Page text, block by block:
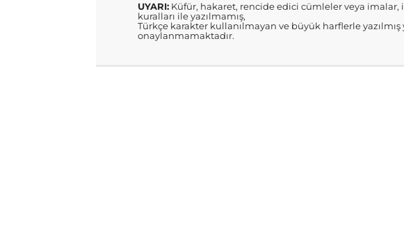
UYARI: Küfür, hakaret, rencide edici cümleler veya imalar,
kuralları ile yazılmamış,
Türkçe karakter kullanılmayan ve büyük harflerle
onaylanmamaktadır.